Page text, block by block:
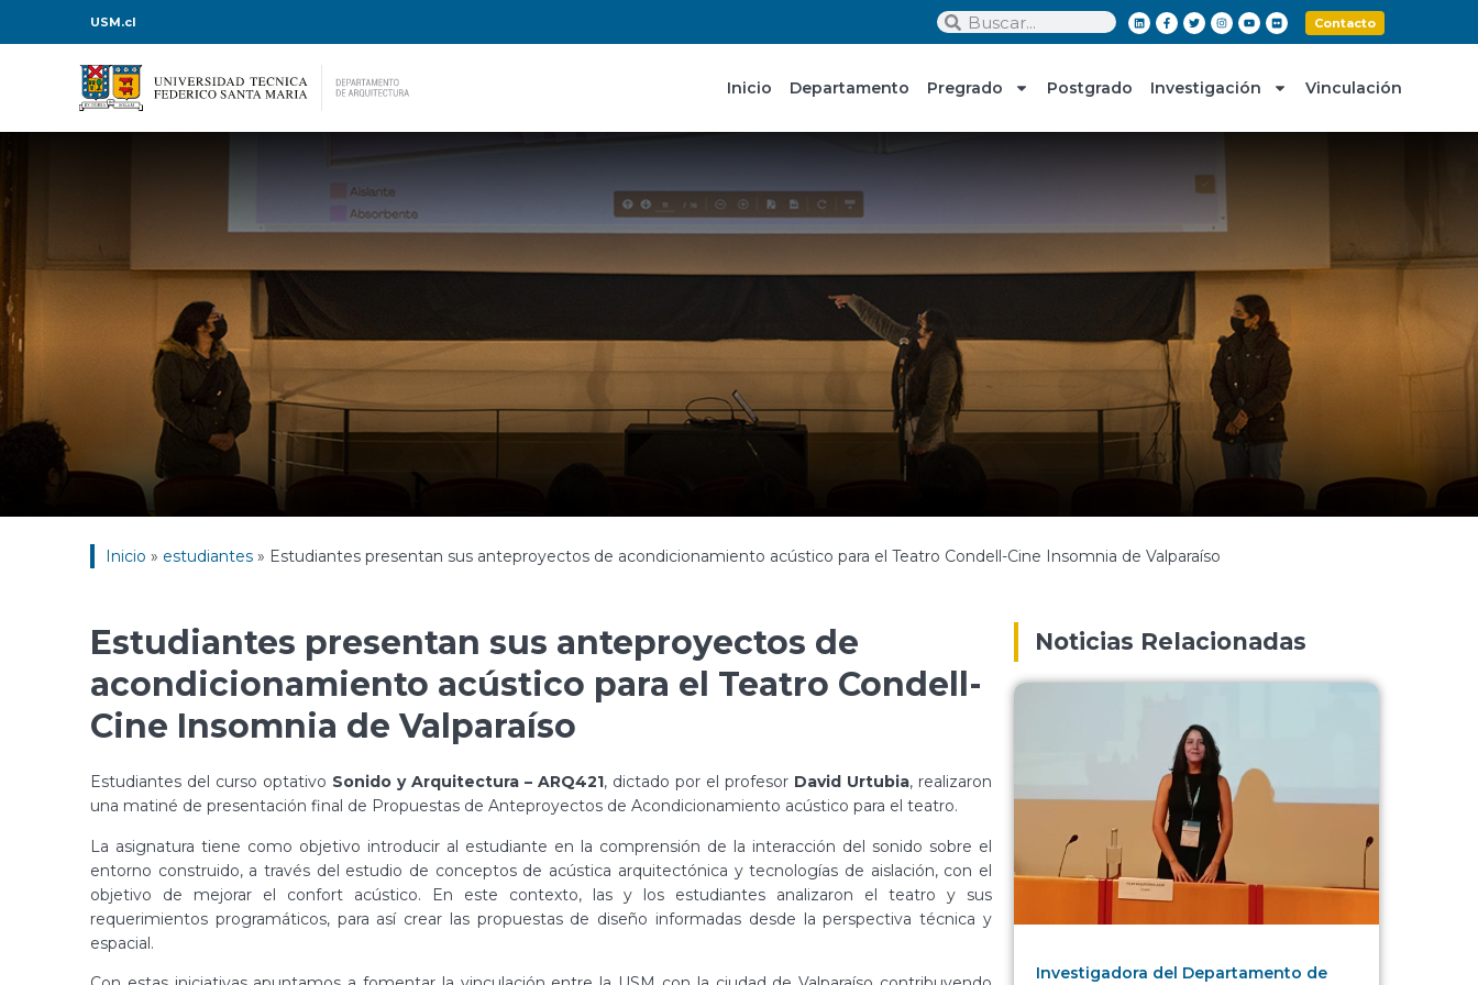
USM.cl Contacto
Inicio Departamento Pregrado Postgrado Investigación Vinculación
Inicio » estudiantes » Estudiantes presentan sus anteproyectos de acondicionamiento acústico para el Teatro Condell-Cine Insomnia de Valparaíso
Estudiantes presentan sus anteproyectos de
acondicionamiento acústico para el Teatro Condell-
Cine Insomnia de Valparaíso
Estudiantes del curso optativo Sonido y Arquitectura – ARQ421, dictado por el profesor David Urtubia, realizaron
una matiné de presentación final de Propuestas de Anteproyectos de Acondicionamiento acústico para el teatro.
La asignatura tiene como objetivo introducir al estudiante en la comprensión de la interacción del sonido sobre el
entorno construido, a través del estudio de conceptos de acústica arquitectónica y tecnologías de aislación, con el
objetivo de mejorar el confort acústico. En este contexto, las y los estudiantes analizaron el teatro y sus
requerimientos programáticos, para así crear las propuestas de diseño informadas desde la perspectiva técnica y
espacial.
Noticias Relacionadas
Investigadora del Departamento de